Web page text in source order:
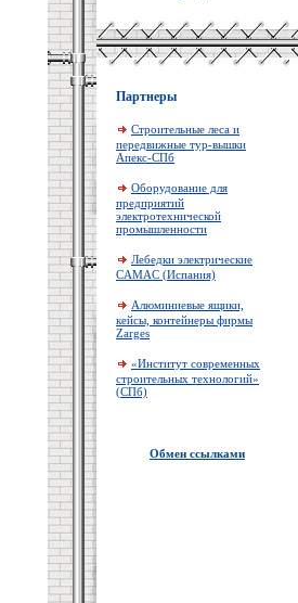
Партнеры
Строительные леса и
передвижные тур-вышки
Апекс-СПб
Оборудование для
предприятий
электротехнической
промышленности
Лебедки электрические
CAMAC (Испания)
Алюминиевые ящики,
кейсы, контейнеры фирмы
Zarges
«Институт современных
строительных технологий»
(СПб)
Обмен ссылками